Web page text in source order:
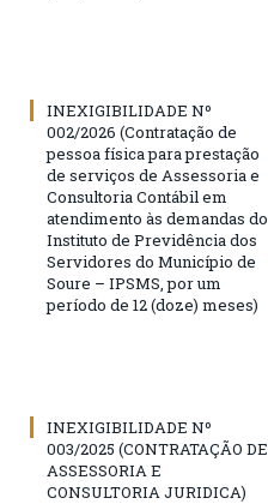
INEXIGIBILIDADE Nº
002/2026 (Contratação de
pessoa física para prestação
de serviços de Assessoria e
Consultoria Contábil em
atendimento às demandas do
Instituto de Previdência dos
Servidores do Município de
Soure – IPSMS, por um
período de 12 (doze) meses)
INEXIGIBILIDADE Nº
003/2025 (CONTRATAÇÃO DE
ASSESSORIA E
CONSULTORIA JURIDICA)